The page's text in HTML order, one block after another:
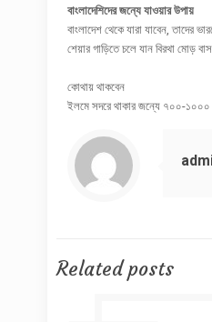
বাংলাদেশিদের জন্যে যাওয়ার উপায়
বাংলাদেশ থেকে যারা যাবেন, তাদের
শেয়ার গাড়িতে চলে যান বিরথা মোড়
কোথায় থাকবেন
ইলমে সদরে থাকার জন্যে ৭০০-১০০০
Related posts